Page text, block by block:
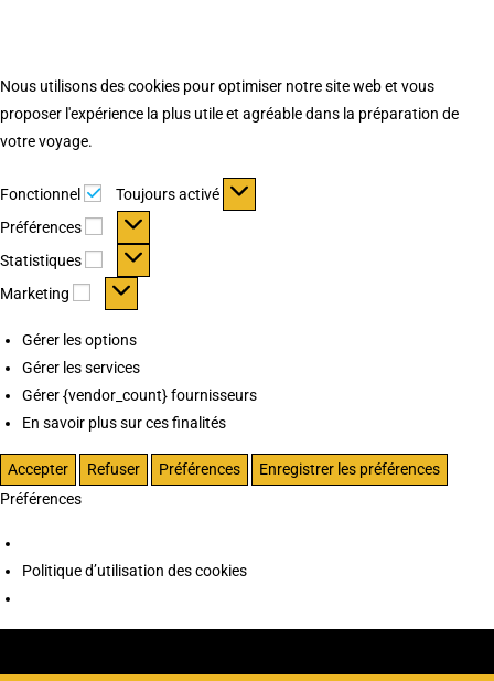
Nous utilisons des cookies pour optimiser notre site web et vous
proposer l'expérience la plus utile et agréable dans la préparation de
votre voyage.
Fonctionnel Fonctionnel
Toujours activé
Préférences
Préférences
Statistiques Statistiques
Marketing Marketing
Gérer les options
Gérer les services
Gérer {vendor_count} fournisseurs
En savoir plus sur ces finalités
Accepter Refuser Préférences
Enregistrer les préférences
Préférences
Politique d’utilisation des cookies